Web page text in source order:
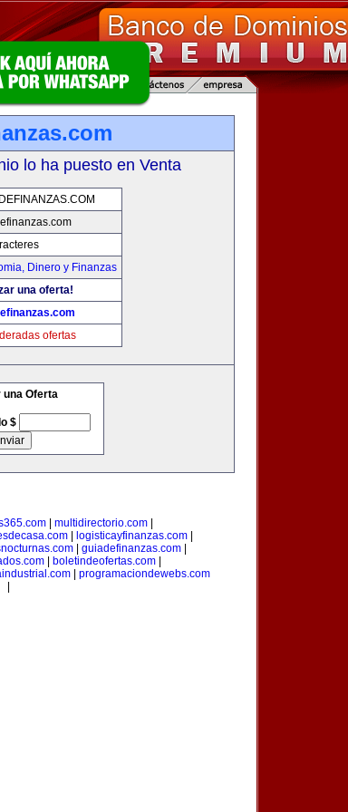
lo ha puesto en Venta
Dinero y Finanzas
una oferta!
ofertas
una Oferta
$
| multidirectorio.com|
| logisticayfinanzas.com|
guiadefinanzas.com
boletindeofertas.com
programaciondewebs.com